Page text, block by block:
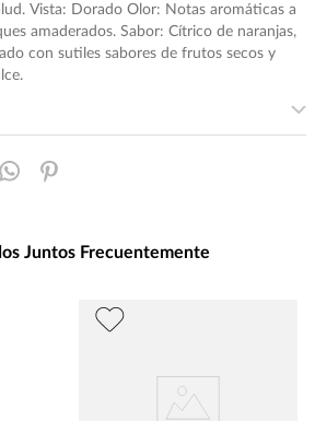
Vista: Dorado Olor: Notas aromáticas a
amaderados. Sabor: Cítrico de naranjas,
con sutiles sabores de frutos secos y
Juntos Frecuentemente